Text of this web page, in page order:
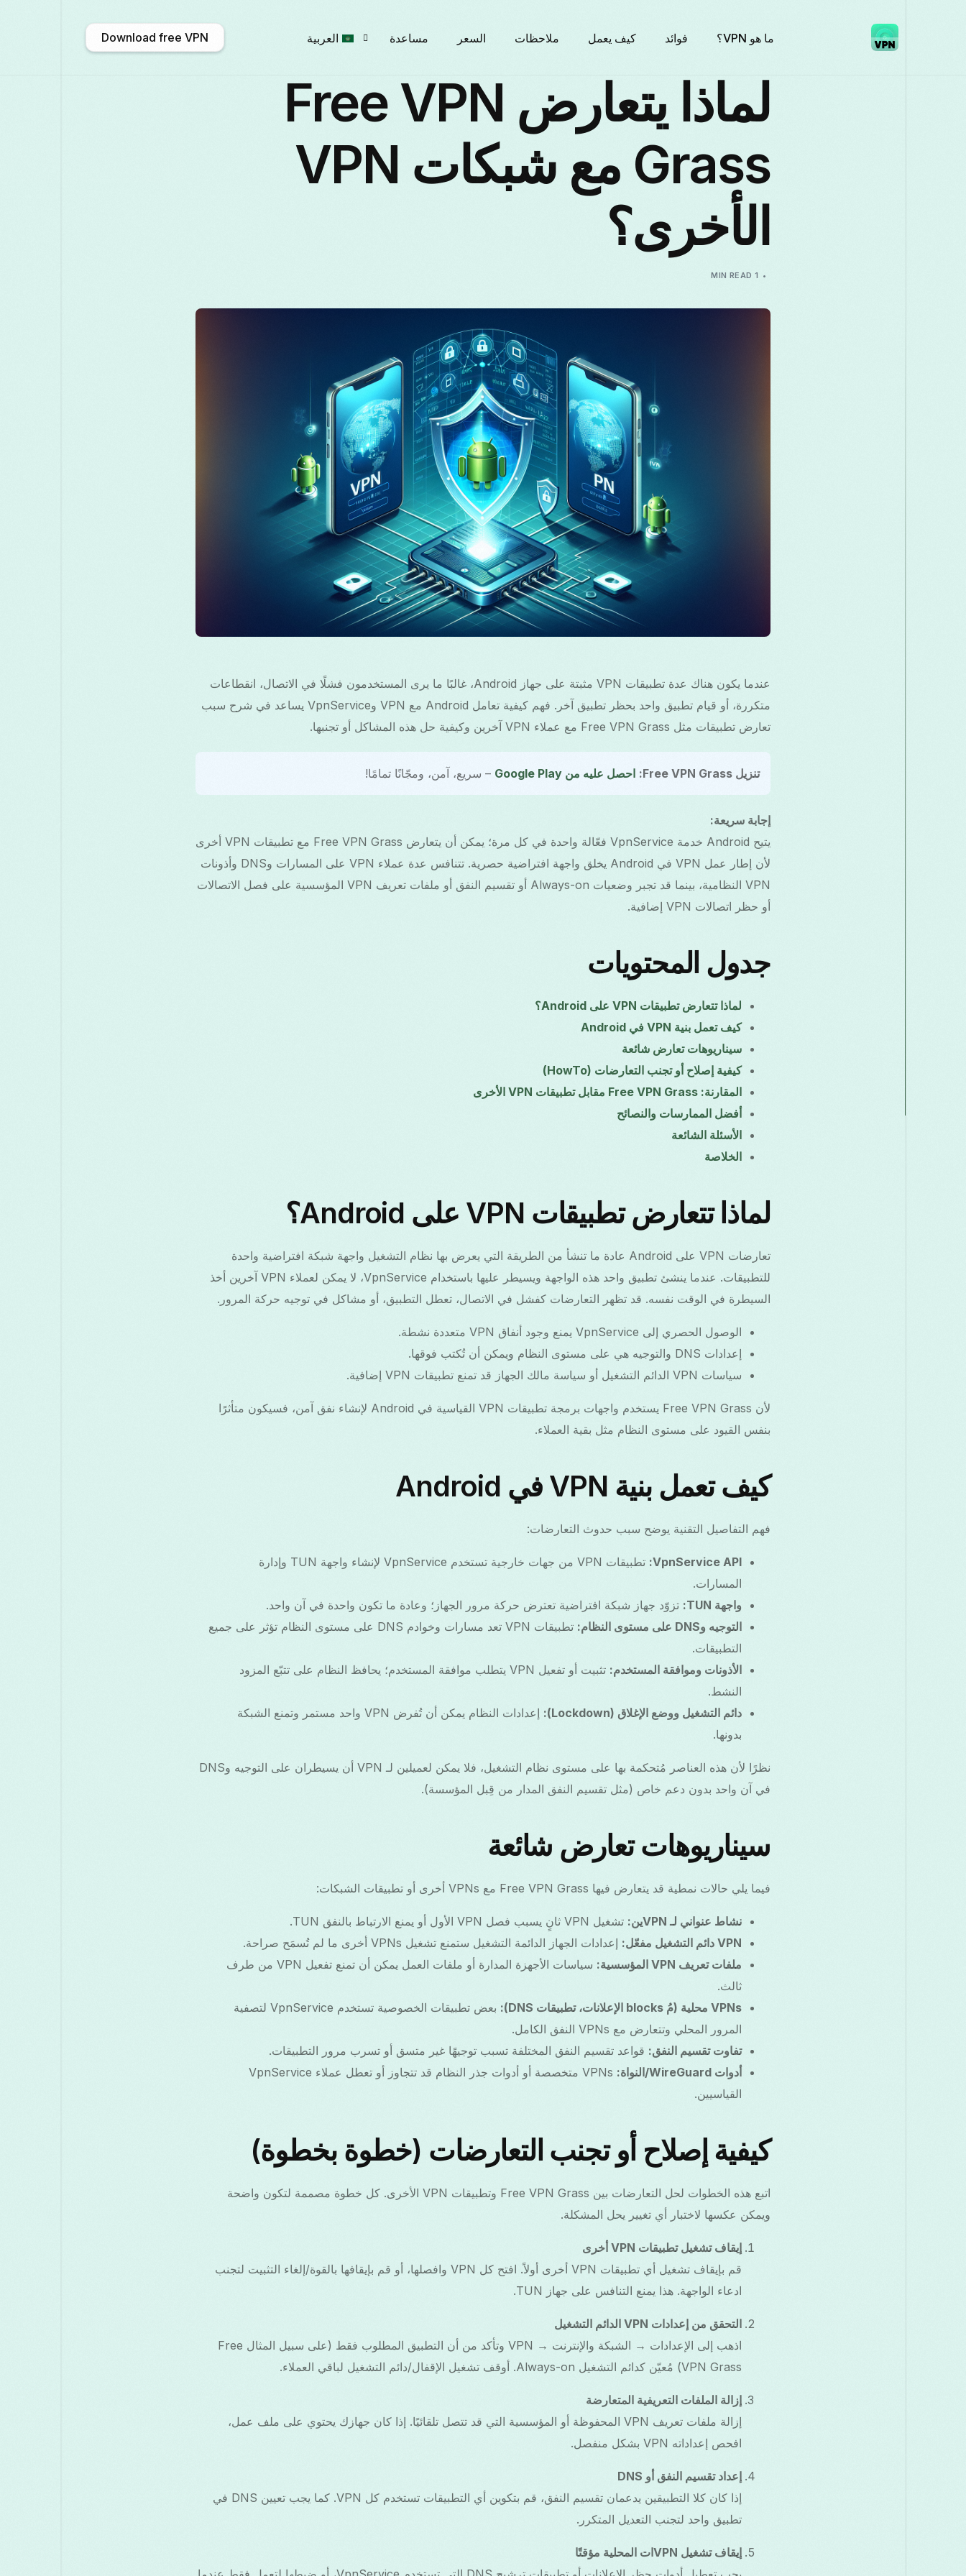
ما هو VPN؟ فوائد كيف يعمل ملاحظات السعر مساعدة العربية
Български
తెలుగు
Download free VPN
لماذا يتعارض Free VPN
Grass مع شبكات VPN
الأخرى؟
1 MIN READ
عندما يكون هناك عدة تطبيقات VPN مثبتة على جهاز Android، غالبًا ما يرى المستخدمون فشلًا في الاتصال، انقطاعات
متكررة، أو قيام تطبيق واحد بحظر تطبيق آخر. فهم كيفية تعامل Android مع VPN وVpnService يساعد في شرح سبب
تعارض تطبيقات مثل Free VPN Grass مع عملاء VPN آخرين وكيفية حل هذه المشاكل أو تجنبها.
تنزيل Free VPN Grass: احصل عليه من Google Play – سريع، آمن، ومجّانًا تمامًا!
إجابة سريعة:
يتيح Android خدمة VpnService فعّالة واحدة في كل مرة؛ يمكن أن يتعارض Free VPN Grass مع تطبيقات VPN أخرى
لأن إطار عمل VPN في Android يخلق واجهة افتراضية حصرية. تتنافس عدة عملاء VPN على المسارات وDNS وأذونات
VPN النظامية، بينما قد تجبر وضعيات Always-on أو تقسيم النفق أو ملفات تعريف VPN المؤسسية على فصل الاتصالات
أو حظر اتصالات VPN إضافية.
جدول المحتويات
لماذا تتعارض تطبيقات VPN على Android؟
كيف تعمل بنية VPN في Android
سيناريوهات تعارض شائعة
كيفية إصلاح أو تجنب التعارضات (HowTo)
المقارنة: Free VPN Grass مقابل تطبيقات VPN الأخرى
أفضل الممارسات والنصائح
الأسئلة الشائعة
الخلاصة
لماذا تتعارض تطبيقات VPN على Android؟
تعارضات VPN على Android عادة ما تنشأ من الطريقة التي يعرض بها نظام التشغيل واجهة شبكة افتراضية واحدة
للتطبيقات. عندما ينشئ تطبيق واحد هذه الواجهة ويسيطر عليها باستخدام VpnService، لا يمكن لعملاء VPN آخرين أخذ
السيطرة في الوقت نفسه. قد تظهر التعارضات كفشل في الاتصال، تعطل التطبيق، أو مشاكل في توجيه حركة المرور.
الوصول الحصري إلى VpnService يمنع وجود أنفاق VPN متعددة نشطة.
إعدادات DNS والتوجيه هي على مستوى النظام ويمكن أن تُكتب فوقها.
سياسات VPN الدائم التشغيل أو سياسة مالك الجهاز قد تمنع تطبيقات VPN إضافية.
لأن Free VPN Grass يستخدم واجهات برمجة تطبيقات VPN القياسية في Android لإنشاء نفق آمن، فسيكون متأثرًا
بنفس القيود على مستوى النظام مثل بقية العملاء.
كيف تعمل بنية VPN في Android
فهم التفاصيل التقنية يوضح سبب حدوث التعارضات:
VpnService API:
تطبيقات VPN من جهات خارجية تستخدم VpnService لإنشاء واجهة TUN وإدارة
المسارات.
واجهة TUN:
تزوّد جهاز شبكة افتراضية تعترض حركة مرور الجهاز؛ وعادة ما تكون واحدة في آن واحد.
التوجيه وDNS على مستوى النظام:
تطبيقات VPN تعد مسارات وخوادم DNS على مستوى النظام تؤثر على جميع
التطبيقات.
الأذونات وموافقة المستخدم:
تثبيت أو تفعيل VPN يتطلب موافقة المستخدم؛ يحافظ النظام على تتبّع المزود
النشط.
دائم التشغيل ووضع الإغلاق (Lockdown):
إعدادات النظام يمكن أن تُفرض VPN واحد مستمر وتمنع الشبكة
بدونها.
نظرًا لأن هذه العناصر مُتحكمة بها على مستوى نظام التشغيل، فلا يمكن لعميلين لـ VPN أن يسيطران على التوجيه وDNS
في آن واحد بدون دعم خاص (مثل تقسيم النفق المدار من قِبل المؤسسة).
سيناريوهات تعارض شائعة
فيما يلي حالات نمطية قد يتعارض فيها Free VPN Grass مع VPNs أخرى أو تطبيقات الشبكات:
نشاط عنواني لـ VPNين:
تشغيل VPN ثانٍ يسبب فصل VPN الأول أو يمنع الارتباط بالنفق TUN.
VPN دائم التشغيل مفعّل:
إعدادات الجهاز الدائمة التشغيل ستمنع تشغيل VPNs أخرى ما لم تُسمَح صراحة.
ملفات تعريف VPN المؤسسية:
سياسات الأجهزة المدارة أو ملفات العمل يمكن أن تمنع تفعيل VPN من طرف
ثالث.
VPNs محلية (مُ blocks الإعلانات، تطبيقات DNS):
بعض تطبيقات الخصوصية تستخدم VpnService لتصفية
المرور المحلي وتتعارض مع VPNs النفق الكامل.
تفاوت تقسيم النفق: قواعد تقسيم النفق المختلفة تسبب توجيهًا غير متسق أو تسرب مرور التطبيقات.
أدوات WireGuard/النواة:
VPNs متخصصة أو أدوات جذر النظام قد تتجاوز أو تعطل عملاء VpnService
القياسيين.
كيفية إصلاح أو تجنب التعارضات (خطوة بخطوة)
اتبع هذه الخطوات لحل التعارضات بين Free VPN Grass وتطبيقات VPN الأخرى. كل خطوة مصممة لتكون واضحة
ويمكن عكسها لاختبار أي تغيير يحل المشكلة.
إيقاف تشغيل تطبيقات VPN أخرى
قم بإيقاف تشغيل أي تطبيقات VPN أخرى أولاً. افتح كل VPN وافصلها، أو قم بإيقافها بالقوة/إلغاء التثبيت لتجنب
ادعاء الواجهة. هذا يمنع التنافس على جهاز TUN.
التحقق من إعدادات VPN الدائم التشغيل
اذهب إلى الإعدادات → الشبكة والإنترنت → VPN وتأكد من أن التطبيق المطلوب فقط (على سبيل المثال Free
VPN Grass) مُعيّن كدائم التشغيل Always-on. أوقف تشغيل الإقفال/دائم التشغيل لباقي العملاء.
إزالة الملفات التعريفية المتعارضة
إزالة ملفات تعريف VPN المحفوظة أو المؤسسية التي قد تتصل تلقائيًا. إذا كان جهازك يحتوي على ملف عمل،
افحص إعداداته VPN بشكل منفصل.
إعداد تقسيم النفق أو DNS
إذا كان كلا التطبيقين يدعمان تقسيم النفق، قم بتكوين أي التطبيقات تستخدم كل VPN. كما يجب تعيين DNS في
تطبيق واحد لتجنب التعديل المتكرر.
إيقاف تشغيل VPNات المحلية مؤقتًا